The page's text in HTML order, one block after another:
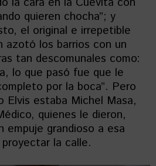
quieren chocha”; y
el original e irrepetible
azotó los barrios con un
tan descomunales como:
lo que pasó fue que le
por la boca”. Pero
Elvis estaba Michel Masa,
quienes le dieron,
empuje grandioso a esa
la calle.